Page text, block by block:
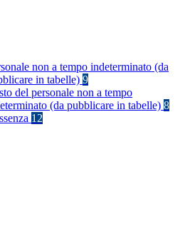
non a tempo indeterminato (da
in tabelle) 9
del personale non a tempo
(da pubblicare in tabelle) 8
12